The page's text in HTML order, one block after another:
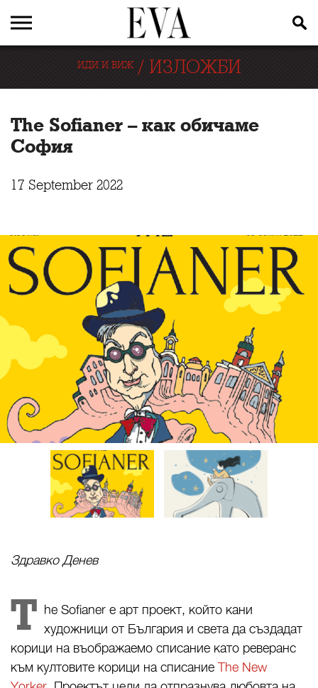
ИДИ И ВИЖ/ ИЗЛОЖБИ
The Sofianer – как обичаме
София
17 September 2022
Здравко Денев
T he Sofianer е арт проект, който кани
художници от България и света да създадат
корици на въображаемо списание като реверанс
към култовите корици на списание Тhe New